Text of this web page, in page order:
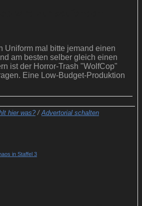
Uniform mal bitte jemand einen
am besten selber gleich einen
ist der Horror-Trash "WolfCop"
Eine Low-Budget-Produktion
hier was? / Advertorial schalten